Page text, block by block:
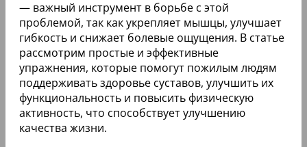
— важный инструмент в борьбе с этой
проблемой, так как укрепляет мышцы, улучшает
гибкость и снижает болевые ощущения. В статье
рассмотрим простые и эффективные
упражнения, которые помогут пожилым людям
поддерживать здоровье суставов, улучшить их
функциональность и повысить физическую
активность, что способствует улучшению
качества жизни.